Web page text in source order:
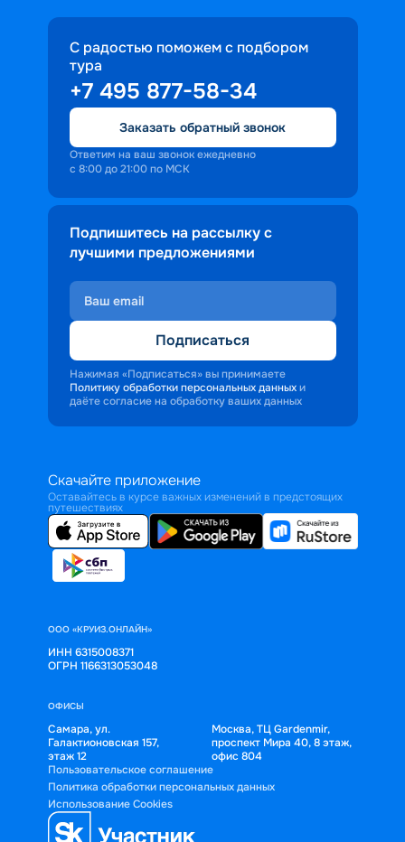
С радостью поможем с подбором
тура
+7 495 877-58-34
Заказать обратный звонок
Ответим на ваш звонок ежедневно
с 8:00 до 21:00 по МСК
Подпишитесь на рассылку с
лучшими предложениями
Подписаться
Нажимая «Подписаться» вы принимаете
Политику обработки персональных данных и
даёте согласие на обработку ваших данных
Скачайте приложение
Оставайтесь в курсе важных изменений в предстоящих
путешествиях
ООО «КРУИЗ.ОНЛАЙН»
ИНН 6315008371
ОГРН 1166313053048
ОФИСЫ
Самара, ул.
Галактионовская 157,
этаж 12
Москва, ТЦ Gardenmir,
проспект Мира 40, 8 этаж,
офис 804
Пользовательское соглашение
Политика обработки персональных данных
Использование Cookies